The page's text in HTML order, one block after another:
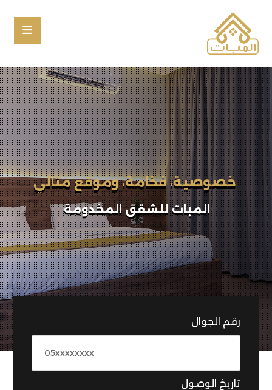
المبات للشقق المخدومة
إقامتك المختلفة تبدأ بخطوة
رقم الجوال
تاريخ الوصول